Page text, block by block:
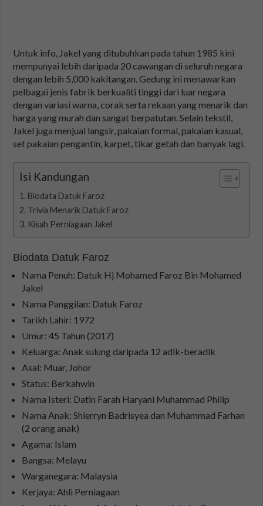
Untuk info, Jakel yang ditubuhkan pada tahun 1985 kini
mempunyai lebih daripada 20 cawangan di seluruh negara
dengan lebih 5,000 kakitangan. Gedung ini menawarkan
pelbagai jenis fabrik berkualiti tinggi dari luar negara
dengan variasi warna, corak serta rekaan yang menarik dan
harga yang murah dan sangat berpatutan. Selain tekstil,
Jakel juga menjual langsir, pakaian formal, pakaian kasual,
set pakaian pengantin, karpet, tikar getah dan banyak lagi.
Isi Kandungan
Biodata Datuk Faroz
Trivia Menarik Datuk Faroz
Kisah Perniagaan Jakel
Biodata Datuk Faroz
Nama Penuh: Datuk Hj Mohamed Faroz Bin Mohamed
Jakel
Nama Panggilan: Datuk Faroz
Tarikh Lahir: 1972
Umur: 45 Tahun (2017)
Keluarga: Anak sulung daripada 12 adik-beradik
Asal: Muar, Johor
Status: Berkahwin
Nama Isteri: Datin Farah Haryani Muhammad Philip
Nama Anak: Shierryn Badrisyea dan Muhammad Farhan
(2 orang anak)
Agama: Islam
Bangsa: Melayu
Warganegara: Malaysia
Kerjaya: Ahli Perniagaan